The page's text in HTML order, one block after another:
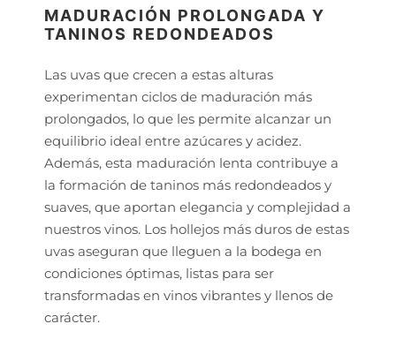
MADURACIÓN PROLONGADA Y
TANINOS REDONDEADOS
Las uvas que crecen a estas alturas
experimentan ciclos de maduración más
prolongados, lo que les permite alcanzar un
equilibrio ideal entre azúcares y acidez.
Además, esta maduración lenta contribuye a
la formación de taninos más redondeados y
suaves, que aportan elegancia y complejidad a
nuestros vinos. Los hollejos más duros de estas
uvas aseguran que lleguen a la bodega en
condiciones óptimas, listas para ser
transformadas en vinos vibrantes y llenos de
carácter.